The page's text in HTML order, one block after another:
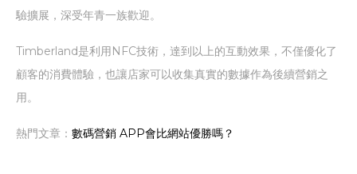
驗擴展，深受年青一族歡迎。
Timberland是利用NFC技術，達到以上的互動效果，不僅優化了
顧客的消費體驗，也讓店家可以收集真實的數據作為後續營銷之
用。
熱門文章： 數碼營銷 APP會比網站優勝嗎？